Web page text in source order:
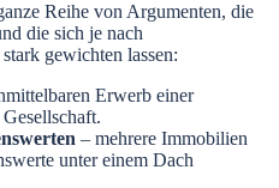
Reihe von Argumenten, die
die sich je nach
gewichten lassen:
Erwerb einer
– mehrere Immobilien
unter einem Dach